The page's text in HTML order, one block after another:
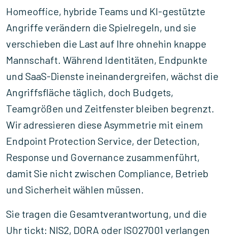
Homeoffice, hybride Teams und KI-gestützte
Angriffe verändern die Spielregeln, und sie
verschieben die Last auf Ihre ohnehin knappe
Mannschaft. Während Identitäten, Endpunkte
und SaaS-Dienste ineinandergreifen, wächst die
Angriffsfläche täglich, doch Budgets,
Teamgrößen und Zeitfenster bleiben begrenzt.
Wir adressieren diese Asymmetrie mit einem
Endpoint Protection Service, der Detection,
Response und Governance zusammenführt,
damit Sie nicht zwischen Compliance, Betrieb
und Sicherheit wählen müssen.
Sie tragen die Gesamtverantwortung, und die
Uhr tickt: NIS2, DORA oder ISO27001 verlangen